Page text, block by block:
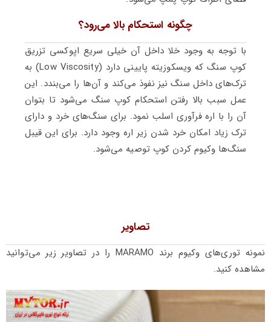
چگونه استحکام بالا می‌رود؟
با توجه به وجود خلا داخل آن خیلی سریع اپوکسی تزریق
کوپ سنگ که ویسکوزیته پایینی دارد (Low Viscosity) به
ترک‌های داخل سنگ نیز نفوذ می‌کند و آن‌ها را می‌بندد. این
عمل سبب بالا رفتن استحکام کوپ سنگ می‌شود تا بتوان
آن را با اره فرآوری اسلب نمود. برای سنگ‌های خرد و دارای
ترک زیاد امکان خرد شدن زیر اره وجود دارد. برای این قیبل
سنگ‌ها وکیوم کردن کوپ توصیه می‌شود.
تصاویر
نمونه توری‌های وکیوم برند MARAMO را در تصاویر زیر می‌توانید
مشاهده کنید.